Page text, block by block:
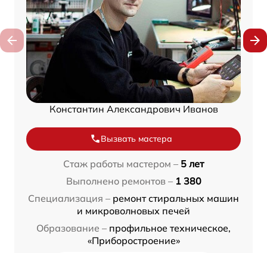
Константин Александрович Иванов
Вызвать мастера
Стаж работы мастером – 5 лет
Выполнено ремонтов – 1 380
Специализация – ремонт стиральных машин
и микроволновых печей
Образование – профильное техническое,
«Приборостроение»